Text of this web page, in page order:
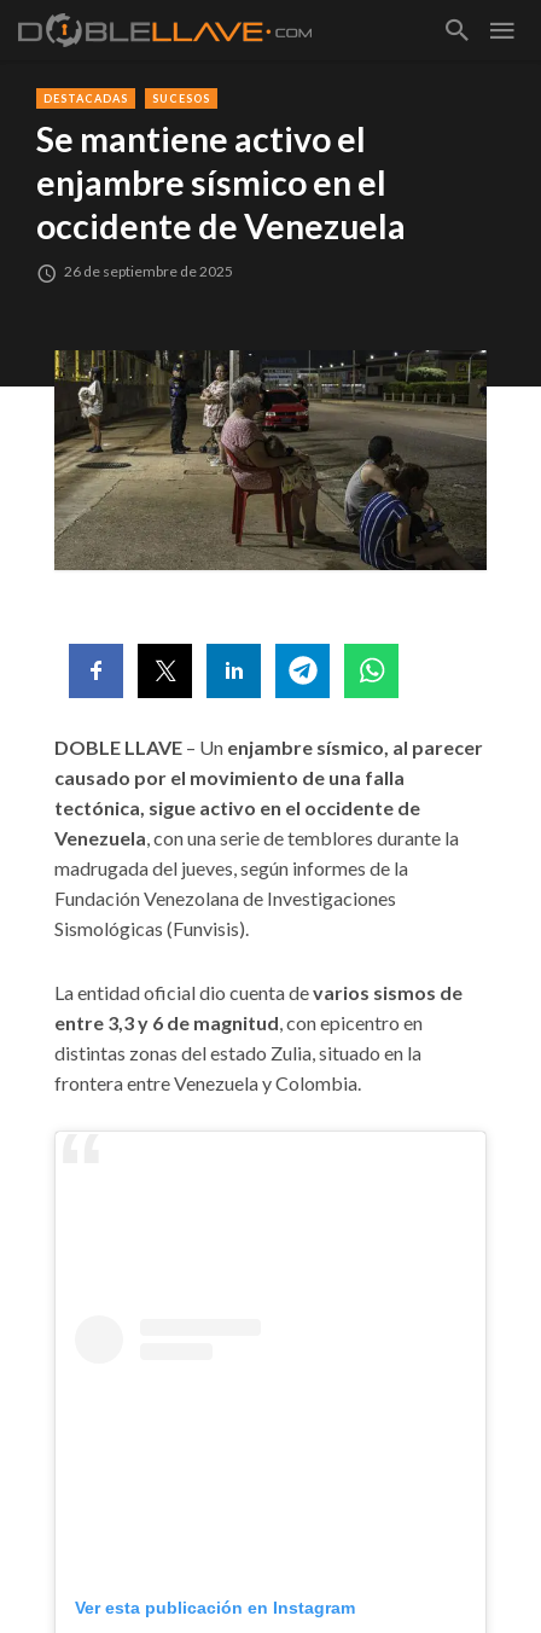
DESTACADAS SUCESOS
Se mantiene activo el
enjambre sísmico en el
occidente de Venezuela
26 de septiembre de 2025
DOBLE LLAVE – Un enjambre sísmico, al parecer
causado por el movimiento de una falla
tectónica, sigue activo en el occidente de
Venezuela , con una serie de temblores durante la
madrugada del jueves, según informes de la
Fundación Venezolana de Investigaciones
Sismológicas (Funvisis).
La entidad oficial dio cuenta devarios sismos de
entre 3,3 y 6 de magnitud , con epicentro en
distintas zonas del estado Zulia, situado en la
frontera entre Venezuela y Colombia.
Ver esta publicación en Instagram